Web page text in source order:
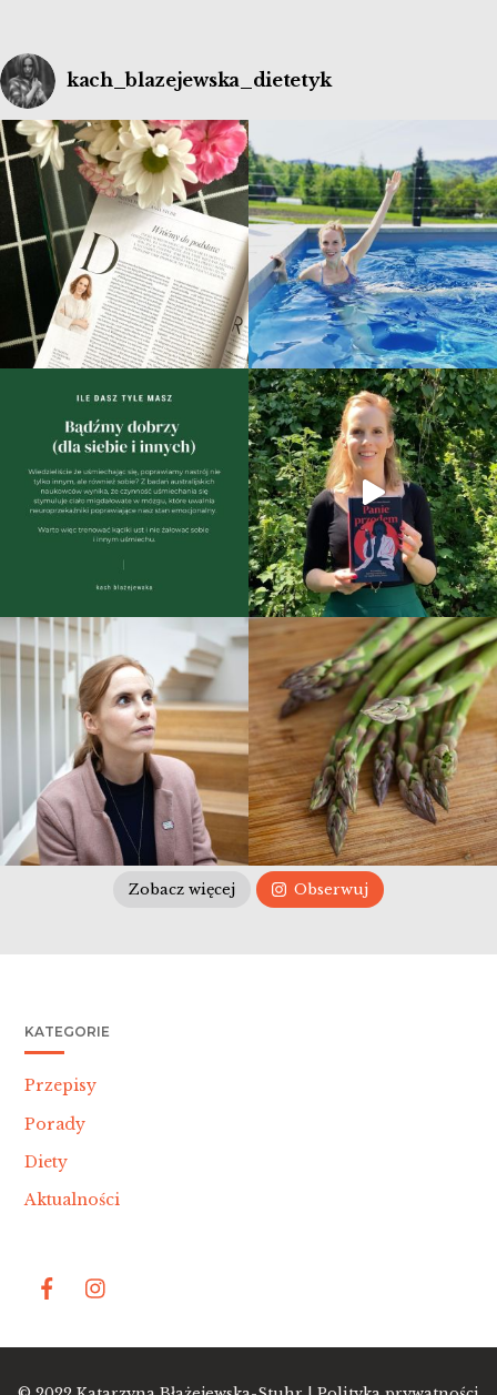
kach_blazejewska_dietetyk
Zobacz więcej Obserwuj
KATEGORIE
Przepisy
Porady
Diety
Aktualności